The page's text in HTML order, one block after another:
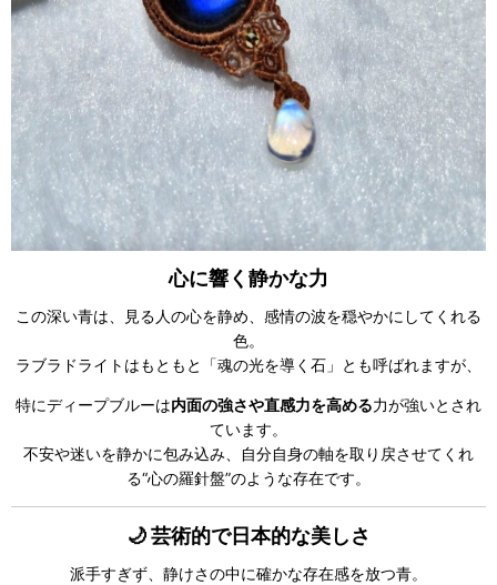
心に響く静かな力
この深い青は、見る人の心を静め、感情の波を穏やかにしてくれる
色。
ラブラドライトはもともと「魂の光を導く石」とも呼ばれますが、
特にディープブルーは内面の強さや直感力を高める力が強いとされ
ています。
不安や迷いを静かに包み込み、自分自身の軸を取り戻させてくれ
る“心の羅針盤”のような存在です。
🌙 芸術的で日本的な美しさ
派手すぎず、静けさの中に確かな存在感を放つ青。